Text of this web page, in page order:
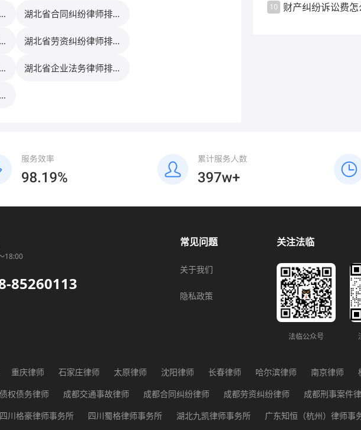
湖北省合同纠纷律师排行
湖北省劳资纠纷律师排行
湖北省企业法务律师排行
10 财产纠纷诉讼费
18:00
85260113
常见问题
关于我们
隐私政策
关注法临
法临公众号
重庆律师 石家庄律师 太原律师 沈阳律师 长春律师 哈尔滨律师 南京律师
广州律师 长沙律师 武汉律师 贵阳律师 西安律师 兰州律师 西宁律师 海口
权债务律师 成都交通事故律师 成都合同纠纷律师 成都劳资纠纷律师 成都刑事案件
地纠纷律师 成都医疗纠纷律师 成都行政纠纷律师 成都知识产权律师 成都遗产问题
四川格豪律师事务所 四川蜀格律师事务所 湖北九凯律师事务所
广东知恒（杭州）律师事